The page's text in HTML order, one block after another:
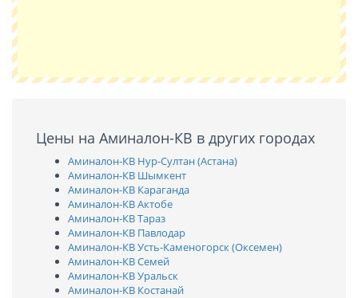
Цены на Аминалон-КВ в других городах
Аминалон-КВ Нур-Султан (Астана)
Аминалон-КВ Шымкент
Аминалон-КВ Караганда
Аминалон-КВ Актобе
Аминалон-КВ Тараз
Аминалон-КВ Павлодар
Аминалон-КВ Усть-Каменогорск (Оксемен)
Аминалон-КВ Семей
Аминалон-КВ Уральск
Аминалон-КВ Костанай